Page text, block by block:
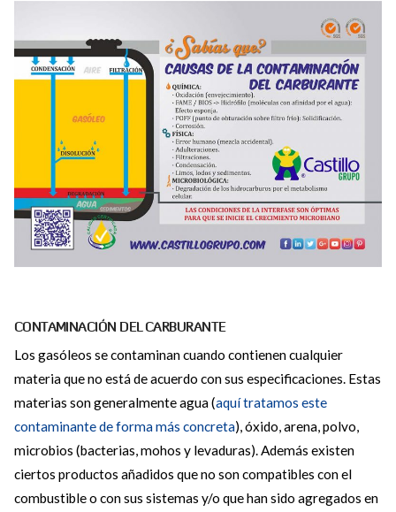
CONTAMINACIÓN DEL CARBURANTE
Los gasóleos se contaminan cuando contienen cualquier
materia que no está de acuerdo con sus especificaciones. Estas
materias son generalmente agua (aquí tratamos este
contaminante de forma más concreta), óxido, arena, polvo,
microbios (bacterias, mohos y levaduras). Además existen
ciertos productos añadidos que no son compatibles con el
combustible o con sus sistemas y/o que han sido agregados en